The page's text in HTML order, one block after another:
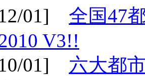
01] 全国47
V3!!
01] 六大都